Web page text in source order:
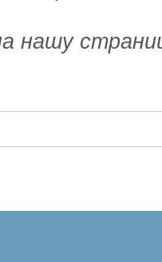
нашу